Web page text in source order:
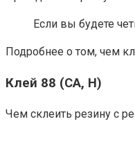
Если вы будете
Подробнее о том, чем
Клей 88 (СА, Н)
Чем склеить резину с